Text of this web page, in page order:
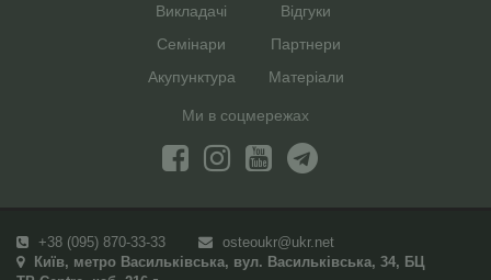
Викладачі
Семінари
Акупунктура
Вiдгуки
Партнери
Матеріали
Ми в соцмережах
+38 (095) 870-33-33
osteoukr@ukr.net
Київ, метро Васильківська, вул. Васильківська, 34, БЦ